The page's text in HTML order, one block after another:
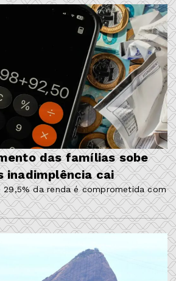
das famílias sobe
inadimplência cai
29,5% da renda é comprometida com